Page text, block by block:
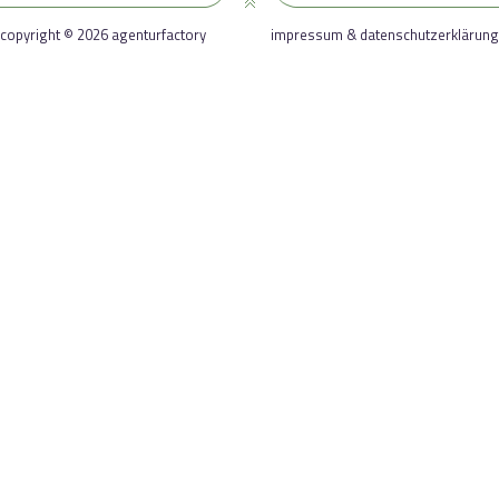
copyright © 2026 agenturfactory impressum & datenschutzerklärung